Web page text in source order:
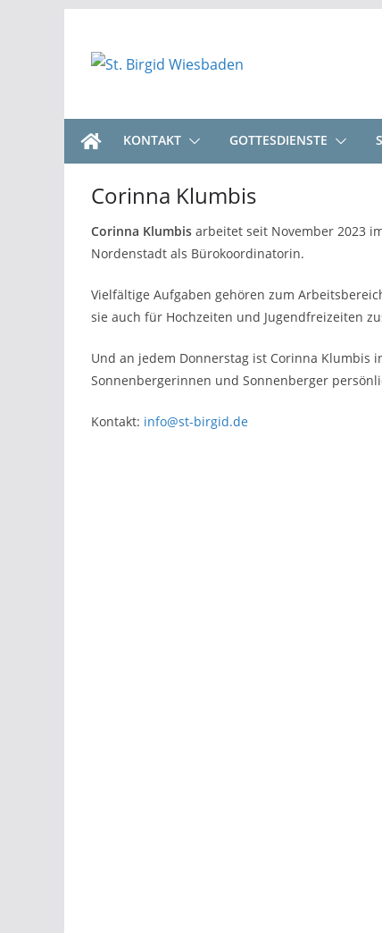
springen
KONTAKT GOTTESDIENSTE
Corinna Klumbis
Corinna Klumbis arbeitet seit November 2023
Nordenstadt als Bürokoordinatorin.
Vielfältige Aufgaben gehören zum
sie auch für Hochzeiten und Jugendfreizeiten
Und an jedem Donnerstag ist Corinna Klumbis
Sonnenbergerinnen und Sonnenberger
Kontakt: info@st-birgid.de